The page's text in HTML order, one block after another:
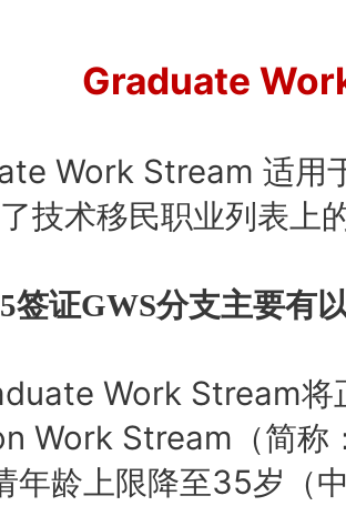
Graduate
Work Stream 适用
技术移民职业列表上
签证GWS分支主要有
Work Stream
Work Stream（简称
年龄上限降至35岁（